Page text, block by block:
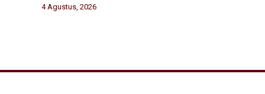
4 Agustus, 2026